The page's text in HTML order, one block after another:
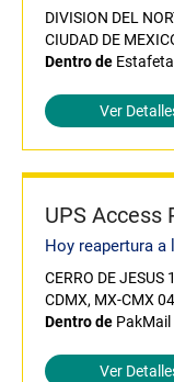
DIVISION DEL
CIUDAD DE
Dentro de Estafeta
Ver
UPS Access
Hoy reapertura a
CERRO DE JESUS
CDMX, MX-CMX
Dentro de PakMail
Ver